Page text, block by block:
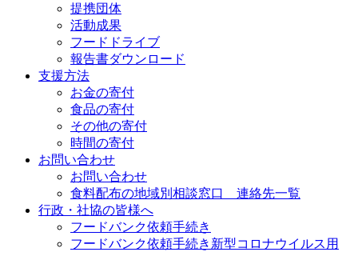
提携団体
活動成果
フードドライブ
報告書ダウンロード
支援方法
お金の寄付
食品の寄付
その他の寄付
時間の寄付
お問い合わせ
お問い合わせ
食料配布の地域別相談窓口 連絡先一覧
行政・社協の皆様へ
フードバンク依頼手続き
フードバンク依頼手続き新型コロナウイルス用